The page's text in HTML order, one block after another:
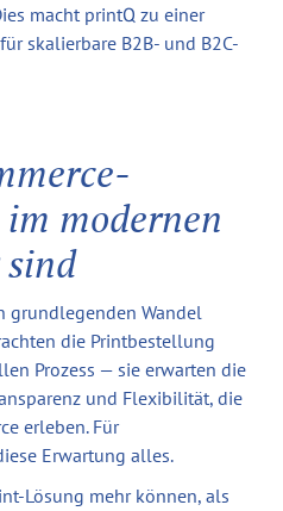
macht printQ zu einer
skalierbare B2B- und B2C-
modernen
grundlegenden Wandel
die Printbestellung
Prozess — sie erwarten die
und Flexibilität, die
erleben. Für
Erwartung alles.
Lösung mehr können, als